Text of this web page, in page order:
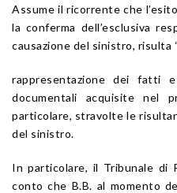
Assume il ricorrente che
la conferma dell’esclusiva
causazione del sinistro, risulta
rappresentazione dei fatti
documentali acquisite nel
particolare, stravolte le
del sinistro.
In particolare, il Tribunale di
conto che B.B. al momento